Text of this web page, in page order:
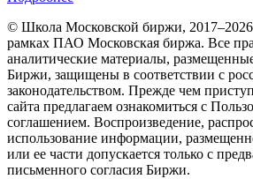
© Школа Московской биржи, 2017–2026
рамках ПАО Московская биржа. Все
аналитические материалы,
Биржи, защищены в соответствии с
законодательством. Прежде чем
сайта предлагаем ознакомиться с
соглашением. Воспроизведение,
использование информации,
или ее части допускается только с
письменного согласия Биржи.